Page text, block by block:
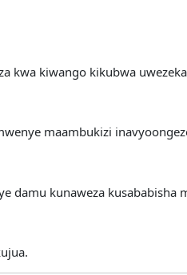
kwa kiwango kikubwa
maambukizi
damu kunaweza kusababisha